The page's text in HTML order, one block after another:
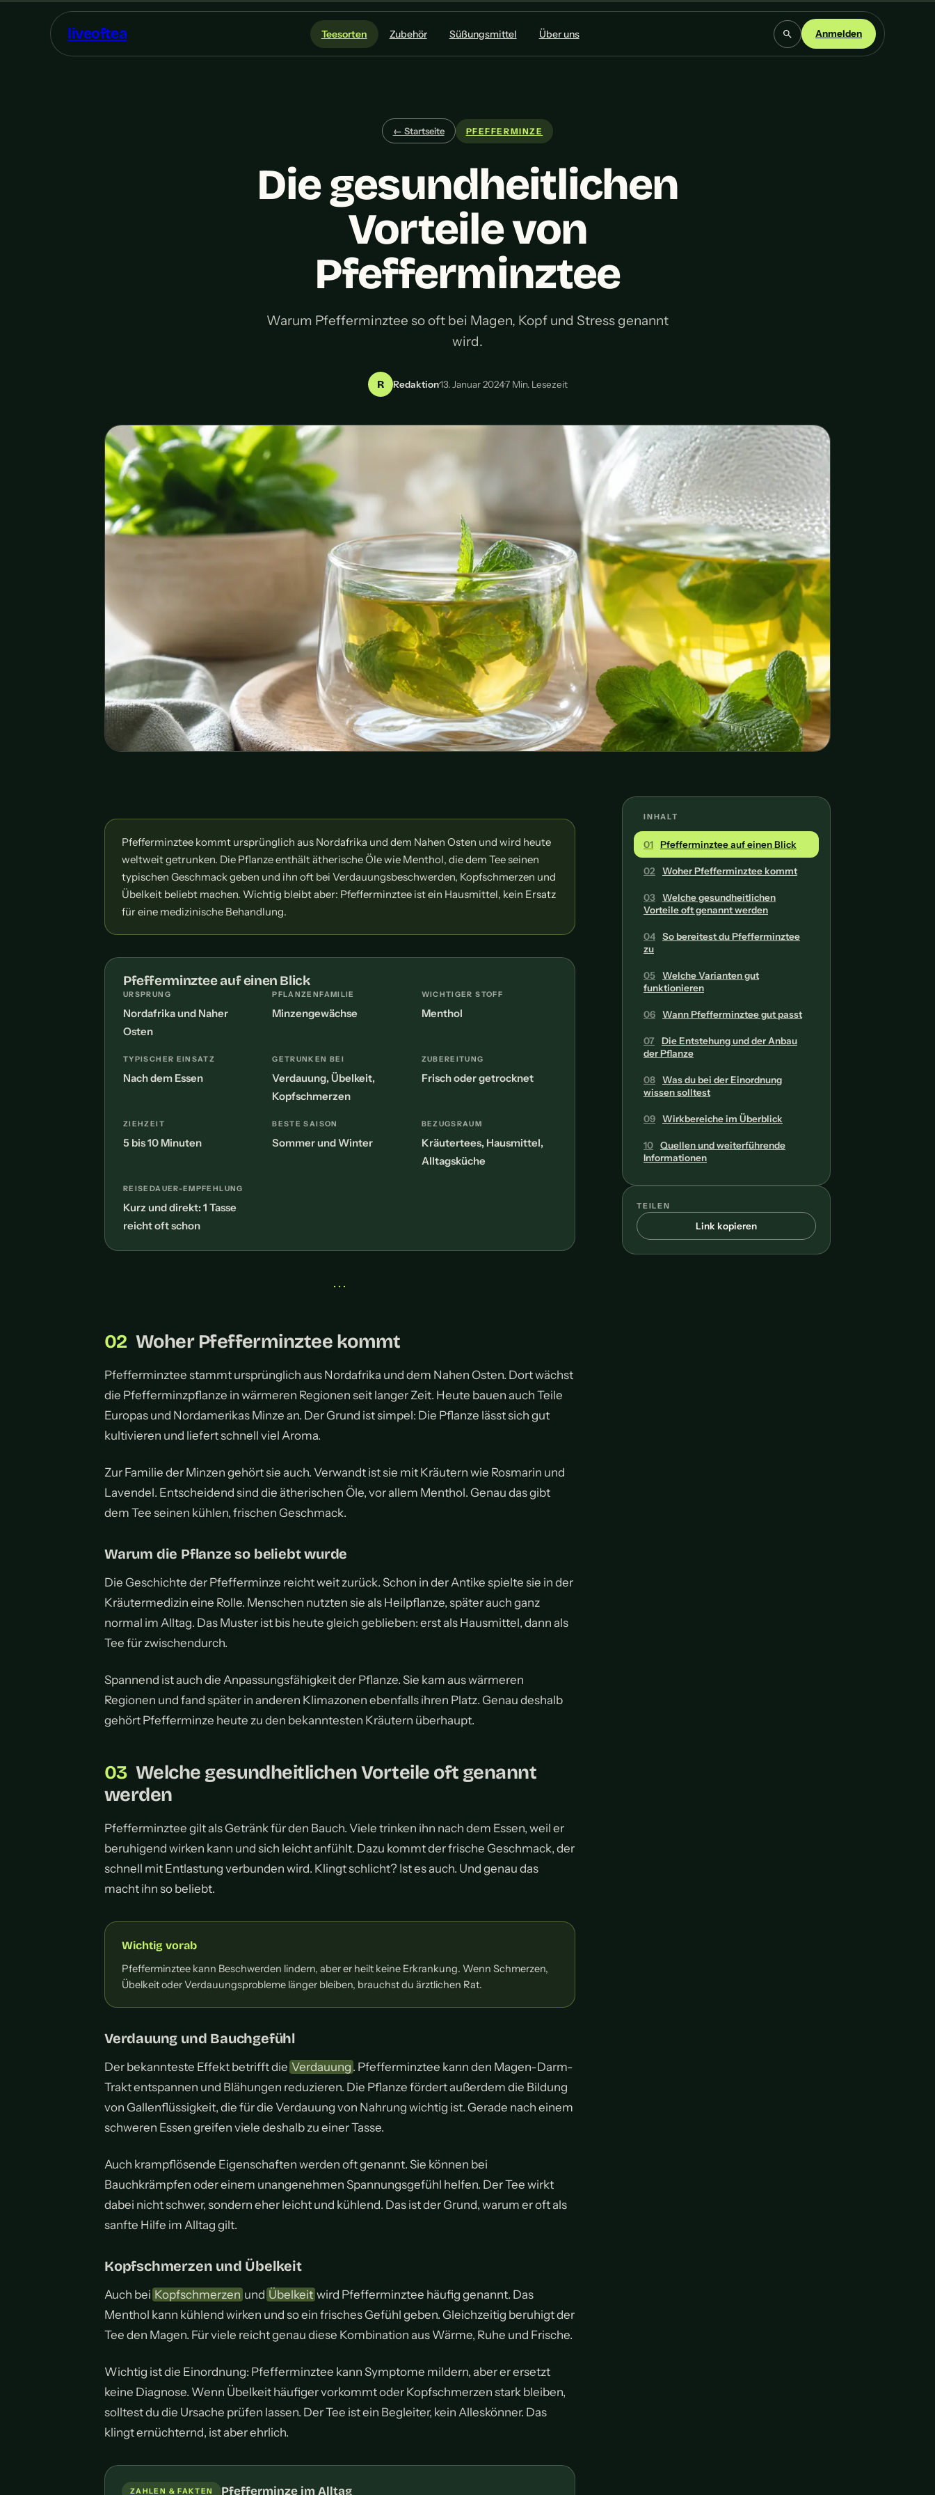
liveoftea Teesorten Zubehör Süßungsmittel Über uns Anmelden
← Startseite PFEFFERMINZE
Die gesundheitlichen
Vorteile von
Pfefferminztee
Warum Pfefferminztee so oft bei Magen, Kopf und Stress genannt
wird.
R Redaktion·13. Januar 2024·7 Min. Lesezeit
Pfefferminztee kommt ursprünglich aus Nordafrika und dem Nahen Osten und wird heute
weltweit getrunken. Die Pflanze enthält ätherische Öle wie Menthol, die dem Tee seinen
typischen Geschmack geben und ihn oft bei Verdauungsbeschwerden, Kopfschmerzen und
Übelkeit beliebt machen. Wichtig bleibt aber: Pfefferminztee ist ein Hausmittel, kein Ersatz
für eine medizinische Behandlung.
Pfefferminztee auf einen Blick
URSPRUNG
Nordafrika und Naher
Osten
PFLANZENFAMILIE
Minzengewächse
WICHTIGER STOFF
Menthol
TYPISCHER EINSATZ
Nach dem Essen
GETRUNKEN BEI
Verdauung, Übelkeit,
Kopfschmerzen
ZUBEREITUNG
Frisch oder getrocknet
ZIEHZEIT
5 bis 10 Minuten
BESTE SAISON
Sommer und Winter
BEZUGSRAUM
Kräutertees, Hausmittel,
Alltagsküche
REISEDAUER-EMPFEHLUNG
Kurz und direkt: 1 Tasse
reicht oft schon
• • •
Woher Pfefferminztee kommt
Pfefferminztee stammt ursprünglich aus Nordafrika und dem Nahen Osten. Dort wächst
die Pfefferminzpflanze in wärmeren Regionen seit langer Zeit. Heute bauen auch Teile
Europas und Nordamerikas Minze an. Der Grund ist simpel: Die Pflanze lässt sich gut
kultivieren und liefert schnell viel Aroma.
Zur Familie der Minzen gehört sie auch. Verwandt ist sie mit Kräutern wie Rosmarin und
Lavendel. Entscheidend sind die ätherischen Öle, vor allem Menthol. Genau das gibt
dem Tee seinen kühlen, frischen Geschmack.
Warum die Pflanze so beliebt wurde
Die Geschichte der Pfefferminze reicht weit zurück. Schon in der Antike spielte sie in der
Kräutermedizin eine Rolle. Menschen nutzten sie als Heilpflanze, später auch ganz
normal im Alltag. Das Muster ist bis heute gleich geblieben: erst als Hausmittel, dann als
Tee für zwischendurch.
Spannend ist auch die Anpassungsfähigkeit der Pflanze. Sie kam aus wärmeren
Regionen und fand später in anderen Klimazonen ebenfalls ihren Platz. Genau deshalb
gehört Pfefferminze heute zu den bekanntesten Kräutern überhaupt.
Welche gesundheitlichen Vorteile oft genannt
werden
Pfefferminztee gilt als Getränk für den Bauch. Viele trinken ihn nach dem Essen, weil er
beruhigend wirken kann und sich leicht anfühlt. Dazu kommt der frische Geschmack, der
schnell mit Entlastung verbunden wird. Klingt schlicht? Ist es auch. Und genau das
macht ihn so beliebt.
Wichtig vorab
Pfefferminztee kann Beschwerden lindern, aber er heilt keine Erkrankung. Wenn Schmerzen,
Übelkeit oder Verdauungsprobleme länger bleiben, brauchst du ärztlichen Rat.
Verdauung und Bauchgefühl
Der bekannteste Effekt betrifft die Verdauung . Pfefferminztee kann den Magen-Darm-
Trakt entspannen und Blähungen reduzieren. Die Pflanze fördert außerdem die Bildung
von Gallenflüssigkeit, die für die Verdauung von Nahrung wichtig ist. Gerade nach einem
schweren Essen greifen viele deshalb zu einer Tasse.
Auch krampflösende Eigenschaften werden oft genannt. Sie können bei
Bauchkrämpfen oder einem unangenehmen Spannungsgefühl helfen. Der Tee wirkt
dabei nicht schwer, sondern eher leicht und kühlend. Das ist der Grund, warum er oft als
sanfte Hilfe im Alltag gilt.
Kopfschmerzen und Übelkeit
Auch bei Kopfschmerzen und Übelkeit wird Pfefferminztee häufig genannt. Das
Menthol kann kühlend wirken und so ein frisches Gefühl geben. Gleichzeitig beruhigt der
Tee den Magen. Für viele reicht genau diese Kombination aus Wärme, Ruhe und Frische.
Wichtig ist die Einordnung: Pfefferminztee kann Symptome mildern, aber er ersetzt
keine Diagnose. Wenn Übelkeit häufiger vorkommt oder Kopfschmerzen stark bleiben,
solltest du die Ursache prüfen lassen. Der Tee ist ein Begleiter, kein Alleskönner. Das
klingt ernüchternd, ist aber ehrlich.
ZAHLEN & FAKTEN Pfefferminze im Alltag
INHALT
01 Pfefferminztee auf einen Blick
02 Woher Pfefferminztee kommt
03
Welche gesundheitlichen
Vorteile oft genannt werden
04
So bereitest du Pfefferminztee
zu
05
Welche Varianten gut
funktionieren
06 Wann Pfefferminztee gut passt
07
Die Entstehung und der Anbau
der Pflanze
08
Was du bei der Einordnung
wissen solltest
09 Wirkbereiche im Überblick
10
Quellen und weiterführende
Informationen
TEILEN
Link kopieren